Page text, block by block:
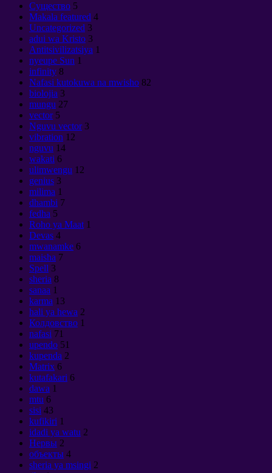
Cущество 5
Makala featured 4
Uncategorized 3
adui wa Kristo 3
Antitsivilizatsiya 1
nyeupe Sun 1
infinity 8
Nafasi kutokuwa na mwisho 82
biolojia 3
mungu 27
vector 5
Nguvu vector 3
vibration 12
nguvu 14
wakati 6
ulimwengu 12
genius 3
milima 1
dhambi 7
fedha 5
Roho ya Maat 1
Devas 4
mwanamke 6
maisha 7
Spell 3
sheria 8
sanaa 1
karma 13
hali ya hewa 2
Колдовство 1
nafasi 71
upendo 51
kupenda 2
Matrix 6
kutafakari 6
dawa 1
mtu 6
sisi 43
kufikiri 1
idadi ya watu 2
Нервы 2
объекты 4
sheria ya msingi 2